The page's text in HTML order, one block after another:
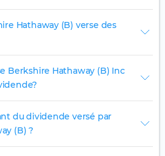
Hathaway (B) verse des
Berkshire Hathaway (B) Inc
du dividende versé par
(B) ?